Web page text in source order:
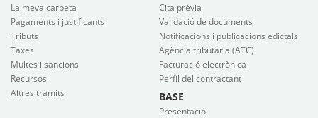
La meva carpeta
Pagaments i justificants
Tributs
Taxes
Multes i sancions
Recursos
Altres tràmits
Cita prèvia
Validació de documents
Notificacions i publicacions edictals
Agència tributària (ATC)
Facturació electrònica
Perfil del contractant
BASE
Presentació